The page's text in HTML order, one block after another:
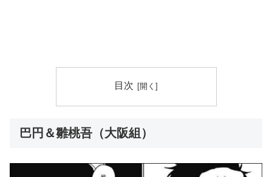
目次
巴円＆雛桃吾（大阪組）